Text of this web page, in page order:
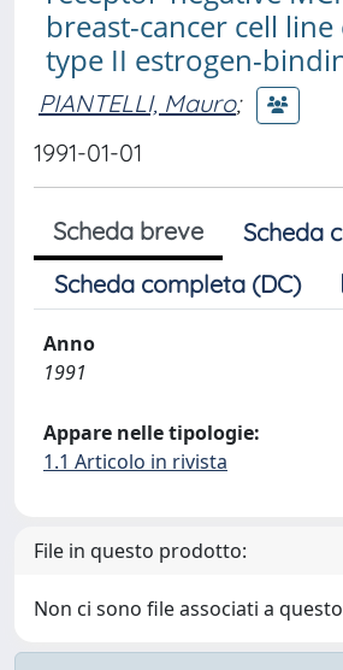
breast-cancer cell
type II estrogen-
PIANTELLI, Mauro;
1991-01-01
Scheda breve
Scheda
Scheda completa (DC)
Anno
1991
Appare nelle tipologie:
1.1 Articolo in rivista
File in questo prodotto:
Non ci sono file associati a